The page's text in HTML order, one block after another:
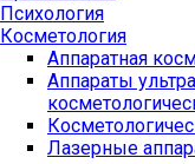
Психология
Косметология
Аппаратная
Аппараты
Лазерные